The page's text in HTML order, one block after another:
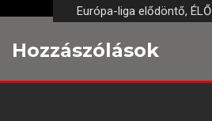
Európa-liga elődöntő, ÉLŐ
Hozzászólások